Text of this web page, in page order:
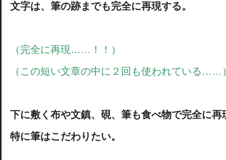
文字は、筆の跡までも完全に再現する。
（完全に再現……！！）
（この短い文章の中に２回も使われている……
下に敷く布や文鎮、硯、筆も食べ物で完全に再
特に筆はこだわりたい。